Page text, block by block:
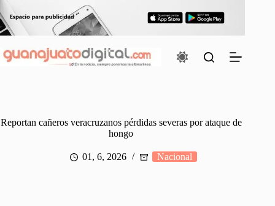
al
contenido
Reportan cañeros veracruzanos pérdidas severas por ataque de
hongo
01, 6, 2026 Nacional